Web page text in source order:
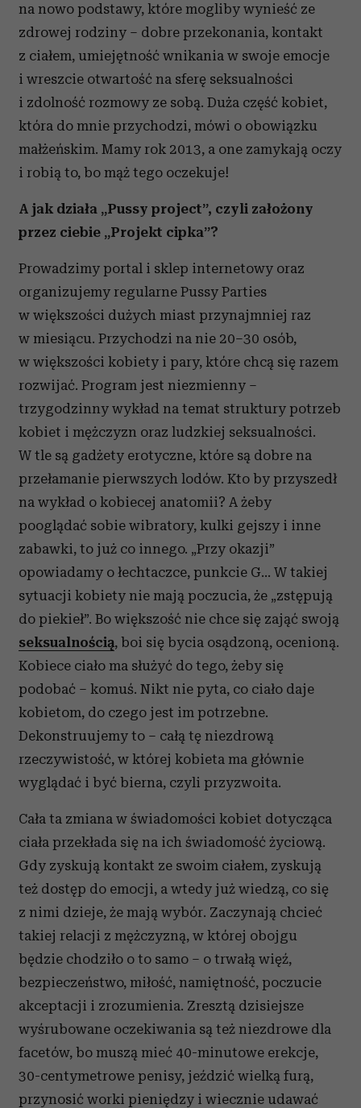
na nowo podstawy, które mogliby wynieść ze
zdrowej rodziny – dobre przekonania, kontakt
z ciałem, umiejętność wnikania w swoje emocje
i wreszcie otwartość na sferę seksualności
i zdolność rozmowy ze sobą. Duża część kobiet,
która do mnie przychodzi, mówi o obowiązku
małżeńskim. Mamy rok 2013, a one zamykają oczy
i robią to, bo mąż tego oczekuje!
A jak działa „Pussy project”, czyli założony
przez ciebie „Projekt cipka”?
Prowadzimy portal i sklep internetowy oraz
organizujemy regularne Pussy Parties
w większości dużych miast przynajmniej raz
w miesiącu. Przychodzi na nie 20–30 osób,
w większości kobiety i pary, które chcą się razem
rozwijać. Program jest niezmienny –
trzygodzinny wykład na temat struktury potrzeb
kobiet i mężczyzn oraz ludzkiej seksualności.
W tle są gadżety erotyczne, które są dobre na
przełamanie pierwszych lodów. Kto by przyszedł
na wykład o kobiecej anatomii? A żeby
pooglądać sobie wibratory, kulki gejszy i inne
zabawki, to już co innego. „Przy okazji”
opowiadamy o łechtaczce, punkcie G… W takiej
sytuacji kobiety nie mają poczucia, że „zstępują
do piekieł”. Bo większość nie chce się zająć swoją
seksualnością, boi się bycia osądzoną, ocenioną.
Kobiece ciało ma służyć do tego, żeby się
podobać – komuś. Nikt nie pyta, co ciało daje
kobietom, do czego jest im potrzebne.
Dekonstruujemy to – całą tę niezdrową
rzeczywistość, w której kobieta ma głównie
wyglądać i być bierna, czyli przyzwoita.
Cała ta zmiana w świadomości kobiet dotycząca
ciała przekłada się na ich świadomość życiową.
Gdy zyskują kontakt ze swoim ciałem, zyskują
też dostęp do emocji, a wtedy już wiedzą, co się
z nimi dzieje, że mają wybór. Zaczynają chcieć
takiej relacji z mężczyzną, w której obojgu
będzie chodziło o to samo – o trwałą więź,
bezpieczeństwo, miłość, namiętność, poczucie
akceptacji i zrozumienia. Zresztą dzisiejsze
wyśrubowane oczekiwania są też niezdrowe dla
facetów, bo muszą mieć 40-minutowe erekcje,
30-centymetrowe penisy, jeździć wielką furą,
przynosić worki pieniędzy i wiecznie udawać